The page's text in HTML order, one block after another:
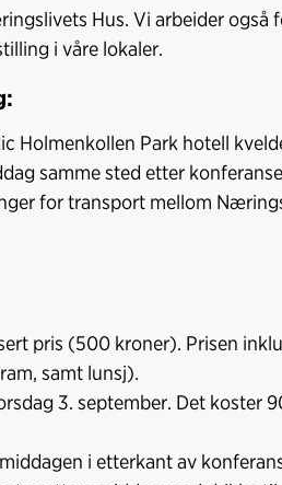
Hus. Vi arbeider også
i våre lokaler.
Holmenkollen Park hotell
samme sted etter
for transport mellom
pris (500 kroner). Prisen
samt lunsj).
3. september. Det koster
i etterkant av